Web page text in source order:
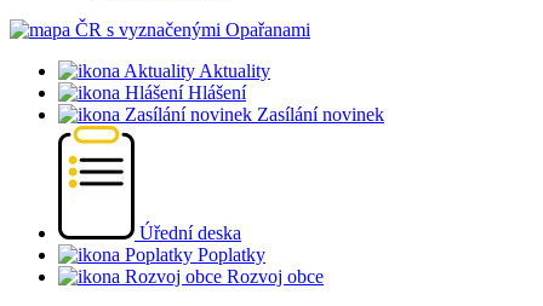
Aktuality
Hlášení
Zasílání novinek
Úřední deska
Poplatky
Rozvoj obce